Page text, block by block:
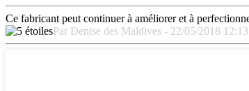
Ce fabricant peut continuer à améliorer et à
Par Denise des Maldives - 22/05/2018 12:13